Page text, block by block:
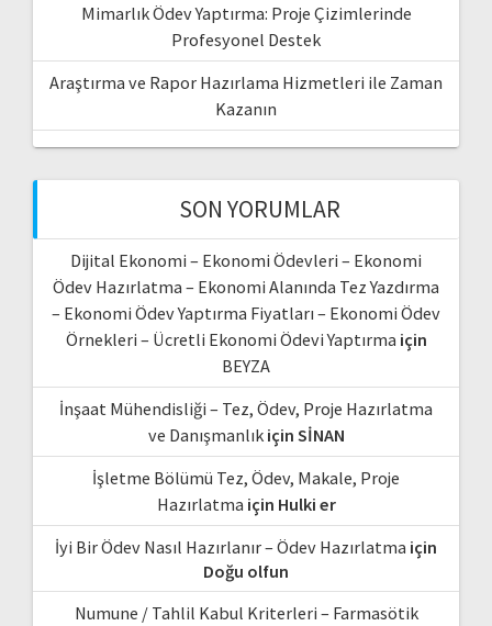
Mimarlık Ödev Yaptırma: Proje Çizimlerinde
Profesyonel Destek
Araştırma ve Rapor Hazırlama Hizmetleri ile Zaman
Kazanın
SON YORUMLAR
Dijital Ekonomi – Ekonomi Ödevleri – Ekonomi
Ödev Hazırlatma – Ekonomi Alanında Tez Yazdırma
– Ekonomi Ödev Yaptırma Fiyatları – Ekonomi Ödev
Örnekleri – Ücretli Ekonomi Ödevi Yaptırma için
BEYZA
İnşaat Mühendisliği – Tez, Ödev, Proje Hazırlatma
ve Danışmanlıkiçin SİNAN
İşletme Bölümü Tez, Ödev, Makale, Proje
Hazırlatma için Hulki er
İyi Bir Ödev Nasıl Hazırlanır – Ödev Hazırlatma için
Doğu olfun
Numune / Tahlil Kabul Kriterleri – Farmasötik